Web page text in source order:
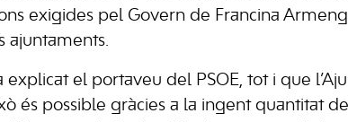
exigides pel Govern de Francina
ajuntaments.
explicat el portaveu del PSOE, tot i que
és possible gràcies a la ingent quantitat